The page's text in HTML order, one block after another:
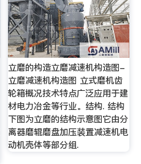
立磨的构造立磨减速机构造图-
立磨减速机构造图 立式磨机齿
轮箱概况技术特点广泛应用于建
材电力冶金等行业。结构. 结构
下图为立磨的结构示意图它由分
离器磨辊磨盘加压装置减速机电
动机壳体等部分组.